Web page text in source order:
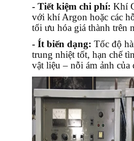
- Tiết kiệm chi phí: Khí
với khí Argon hoặc các
tối ưu hóa giá thành trên
- Ít biến dạng: Tốc độ
trung nhiệt tốt, hạn chế
vật liệu – nỗi ám ảnh của